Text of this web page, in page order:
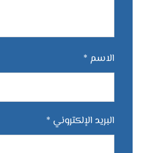
الاسم *
البريد الإلكتروني *